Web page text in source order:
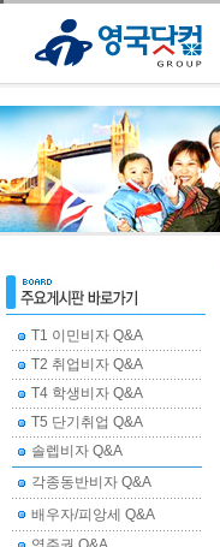
T1 이민비자 Q&A
T2 취업비자 Q&A
T4 학생비자 Q&A
T5 단기취업 Q&A
솔렙비자 Q&A
각종동반비자 Q&A
배우자/피앙세 Q&A